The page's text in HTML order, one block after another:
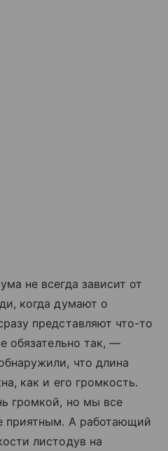
не всегда зависит от
когда думают о
представляют что-то
обязательно так, —
что длина
как и его громкость.
громкой, но мы все
приятным. А работающий
листодув на